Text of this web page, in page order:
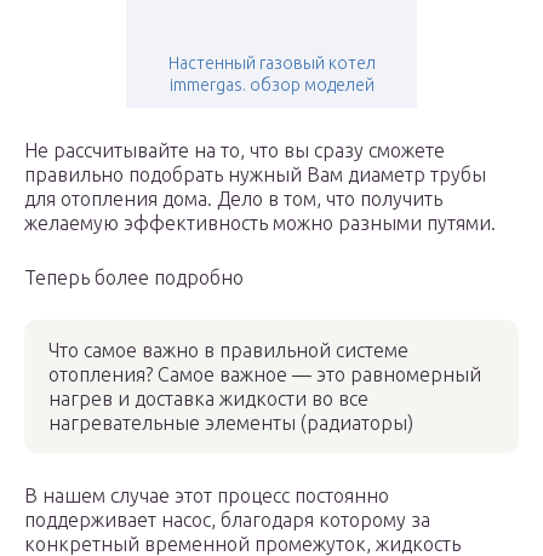
Настенный газовый котел
immergas. обзор моделей
Не рассчитывайте на то, что вы сразу сможете
правильно подобрать нужный Вам диаметр трубы
для отопления дома. Дело в том, что получить
желаемую эффективность можно разными путями.
Теперь более подробно
Что самое важно в правильной системе
отопления? Самое важное — это равномерный
нагрев и доставка жидкости во все
нагревательные элементы (радиаторы)
В нашем случае этот процесс постоянно
поддерживает насос, благодаря которому за
конкретный временной промежуток, жидкость